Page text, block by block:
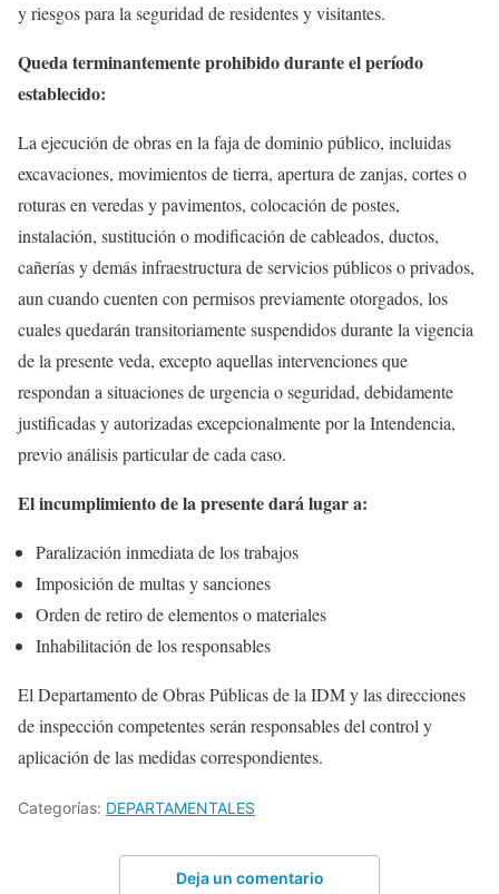
y riesgos para la seguridad de residentes y visitantes.
Queda terminantemente prohibido durante el período
establecido:
La ejecución de obras en la faja de dominio público, incluidas
excavaciones, movimientos de tierra, apertura de zanjas, cortes o
roturas en veredas y pavimentos, colocación de postes,
instalación, sustitución o modificación de cableados, ductos,
cañerías y demás infraestructura de servicios públicos o privados,
aun cuando cuenten con permisos previamente otorgados, los
cuales quedarán transitoriamente suspendidos durante la vigencia
de la presente veda, excepto aquellas intervenciones que
respondan a situaciones de urgencia o seguridad, debidamente
justificadas y autorizadas excepcionalmente por la Intendencia,
previo análisis particular de cada caso.
El incumplimiento de la presente dará lugar a:
Paralización inmediata de los trabajos
Imposición de multas y sanciones
Orden de retiro de elementos o materiales
Inhabilitación de los responsables
El Departamento de Obras Públicas de la IDM y las direcciones
de inspección competentes serán responsables del control y
aplicación de las medidas correspondientes.
Categorías: DEPARTAMENTALES
Deja un comentario